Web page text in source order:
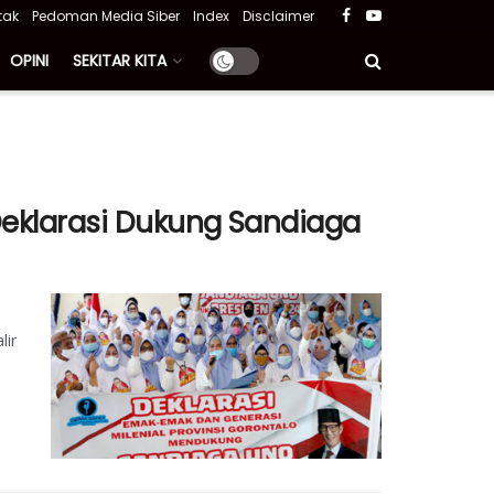
Pedoman Media Siber Index Disclaimer
OPINI SEKITAR KITA
Dukung Sandiaga